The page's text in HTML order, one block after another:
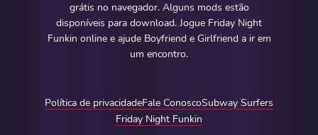
grátis no navegador. Alguns mods estão
disponíveis para download. Jogue Friday Night
Funkin online e ajude Boyfriend e Girlfriend a ir em
um encontro.
Política de privacidadeFale ConoscoSubway Surfers
Friday Night Funkin